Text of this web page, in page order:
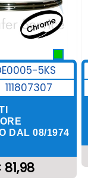
5KS
111807307
DAL 08/1974